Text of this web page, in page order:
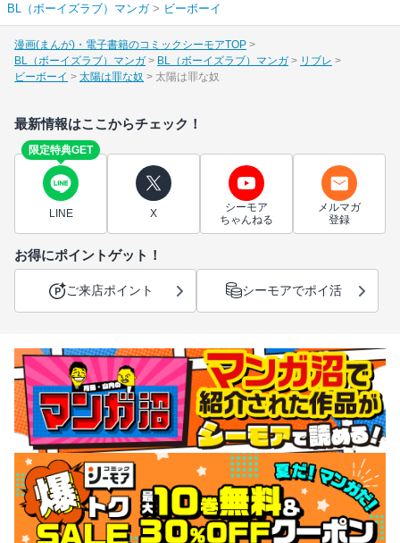
BL（ボーイズラブ）マンガ> ビーボーイ
漫画(まんが)・電子書籍のコミックシーモアTOP
BL（ボーイズラブ）マンガ
BL（ボーイズラブ）マンガ
リブレ
ビーボーイ
太陽は罪な奴 太陽は罪な奴
最新情報はここからチェック！
限定特典GET
LINE X
シーモア
ちゃんねる
メルマガ
登録
お得にポイントゲット！
ご来店ポイント シーモアでポイ活